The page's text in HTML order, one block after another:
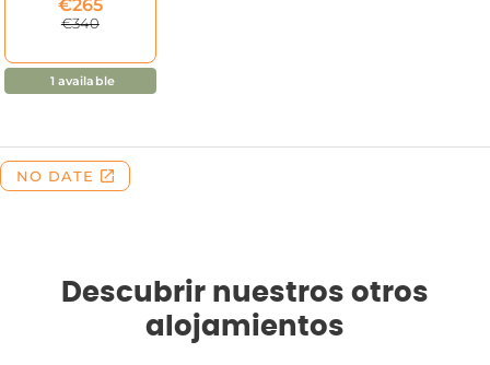
Descubrir nuestros otros
alojamientos